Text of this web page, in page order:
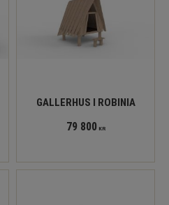
GALLERHUS I ROBINIA
79 800KR